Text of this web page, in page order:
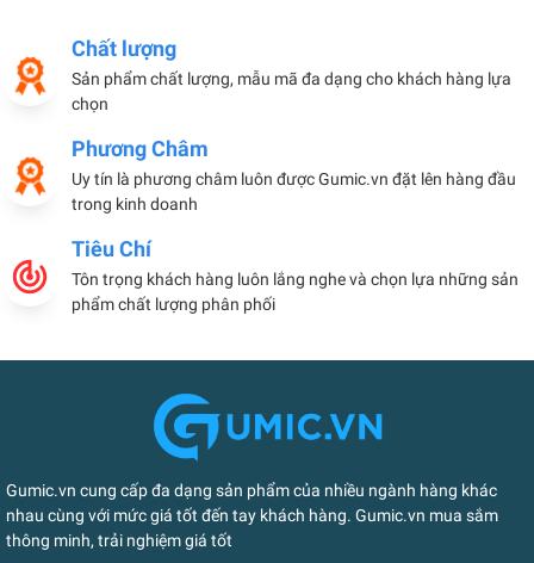
Chất lượng
Sản phẩm chất lượng, mẫu mã đa dạng cho khách hàng lựa
chọn
Phương Châm
Uy tín là phương châm luôn được Gumic.vn đặt lên hàng đầu
trong kinh doanh
Tiêu Chí
Tôn trọng khách hàng luôn lắng nghe và chọn lựa những sản
phẩm chất lượng phân phối
Gumic.vn cung cấp đa dạng sản phẩm của nhiều ngành hàng khác
nhau cùng với mức giá tốt đến tay khách hàng. Gumic.vn mua sắm
thông minh, trải nghiệm giá tốt